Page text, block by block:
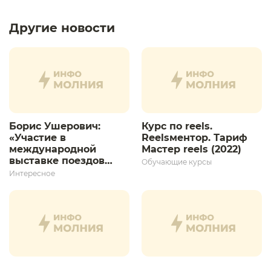
Другие новости
Борис Ушерович:
«Участие в
международной
выставке поездов
дает толчок для
развития»
Интересное
Курс по reels.
Reelsментор. Тариф
Мастер reels (2022)
Обучающие курсы